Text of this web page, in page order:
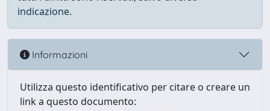
indicazione.
Informazioni
Utilizza questo identificativo per citare o creare un
link a questo documento: